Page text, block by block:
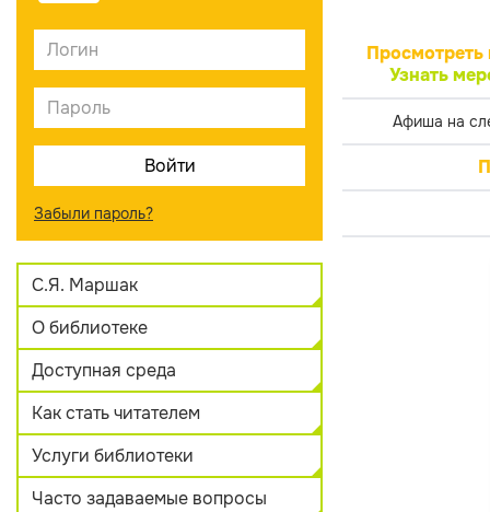
Забыли пароль?
С.Я. Маршак
О библиотеке
Доступная среда
Как стать читателем
Услуги библиотеки
Часто задаваемые вопросы
Просмотреть
Узнать
Афиша на